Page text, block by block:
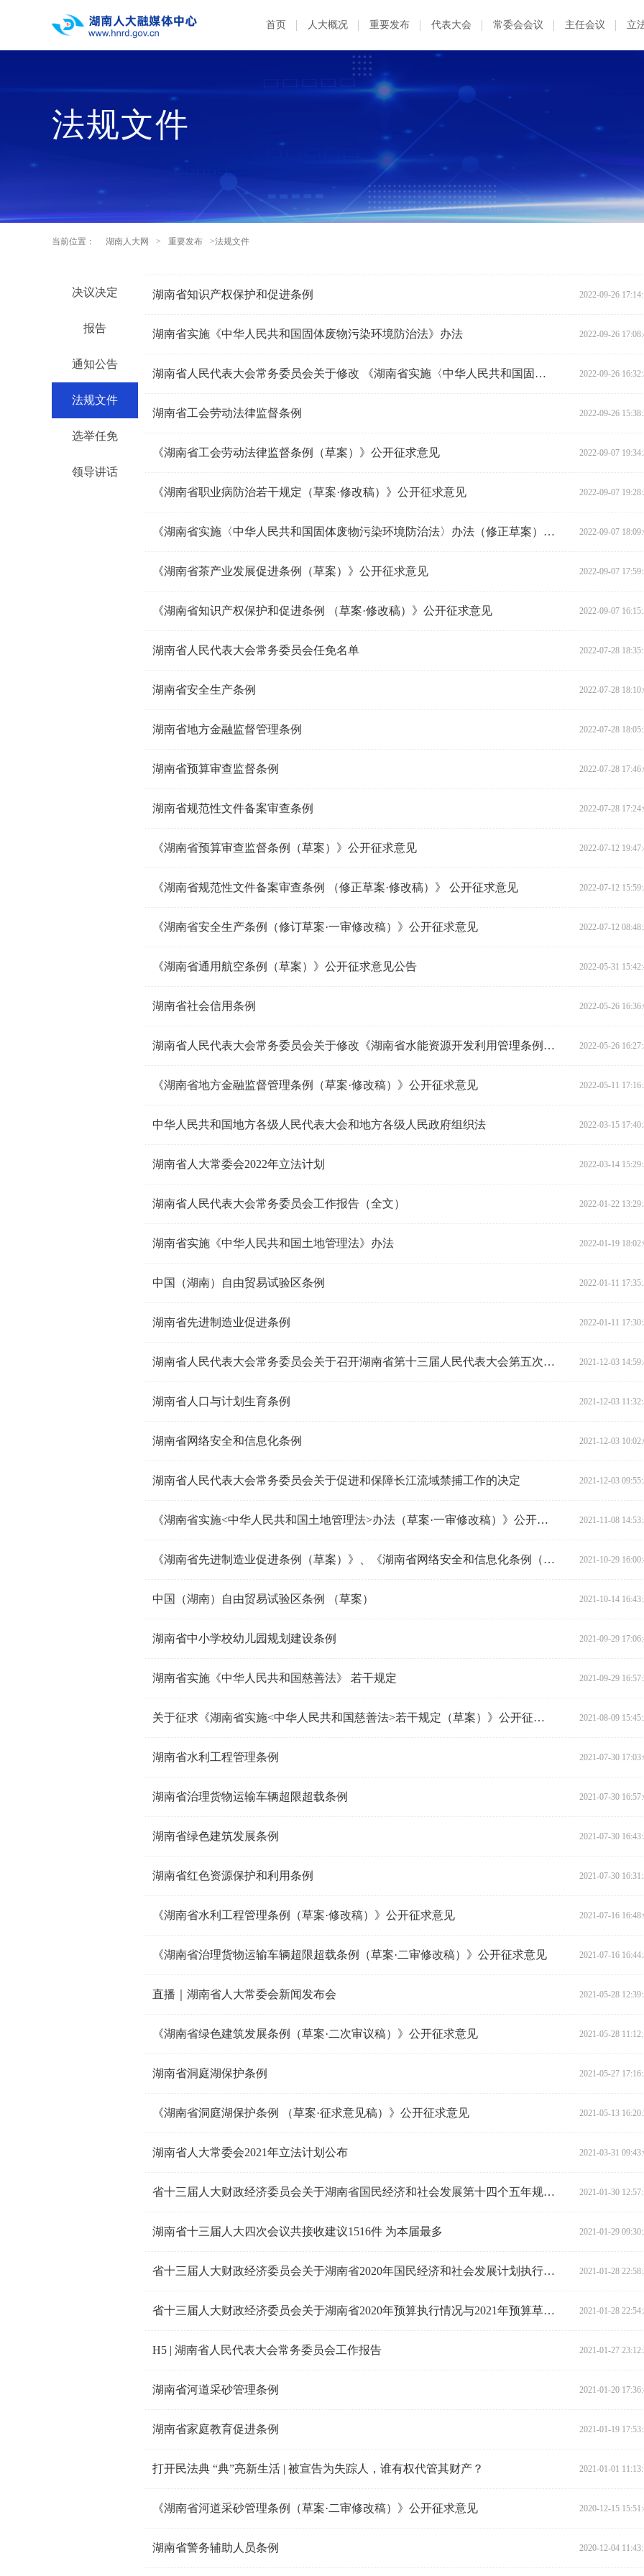
首页 人大概况 重要发布 代表大会 常委会会议 主任会议 立
法规文件
当前位置： 湖南人大网 > 重要发布 >法规文件
决议决定
报告
通知公告
法规文件
选举任免
领导讲话
湖南省知识产权保护和促进条例 2022-09-26
湖南省实施《中华人民共和国固体废物污染环境防治法》办法 2022-09-26
湖南省人民代表大会常务委员会关于修改 《湖南省实施〈中华人民共和国固体废物 污染环境防治法〉办法》的决定 2022-09-26
湖南省工会劳动法律监督条例 2022-09-26
《湖南省工会劳动法律监督条例（草案）》公开征求意见 2022-09-07
《湖南省职业病防治若干规定（草案·修改稿）》公开征求意见 2022-09-07
《湖南省实施〈中华人民共和国固体废物污染环境防治法〉办法（修正草案）》公开征求意见 2022-09-07
《湖南省茶产业发展促进条例（草案）》公开征求意见 2022-09-07
《湖南省知识产权保护和促进条例 （草案·修改稿）》公开征求意见 2022-09-07
湖南省人民代表大会常务委员会任免名单 2022-07-28
湖南省安全生产条例 2022-07-28
湖南省地方金融监督管理条例 2022-07-28
湖南省预算审查监督条例 2022-07-28
湖南省规范性文件备案审查条例 2022-07-28
《湖南省预算审查监督条例（草案）》公开征求意见 2022-07-12
《湖南省规范性文件备案审查条例 （修正草案·修改稿）》 公开征求意见 2022-07-12
《湖南省安全生产条例（修订草案·一审修改稿）》公开征求意见 2022-07-12
《湖南省通用航空条例（草案）》公开征求意见公告 2022-05-31
湖南省社会信用条例 2022-05-26
湖南省人民代表大会常务委员会关于修改《湖南省水能资源开发利用管理条例》等九件地方性法规的决定 2022-05-26
《湖南省地方金融监督管理条例（草案·修改稿）》公开征求意见 2022-05-11
中华人民共和国地方各级人民代表大会和地方各级人民政府组织法 2022-03-15
湖南省人大常委会2022年立法计划 2022-03-14
湖南省人民代表大会常务委员会工作报告（全文） 2022-01-22
湖南省实施《中华人民共和国土地管理法》办法 2022-01-19
中国（湖南）自由贸易试验区条例 2022-01-11
湖南省先进制造业促进条例 2022-01-11
湖南省人民代表大会常务委员会关于召开湖南省第十三届人民代表大会第五次会议的决定 2021-12-03
湖南省人口与计划生育条例 2021-12-03
湖南省网络安全和信息化条例 2021-12-03
湖南省人民代表大会常务委员会关于促进和保障长江流域禁捕工作的决定 2021-12-03
《湖南省实施<中华人民共和国土地管理法>办法（草案·一审修改稿）》公开征求意见 2021-11-08
《湖南省先进制造业促进条例（草案）》、《湖南省网络安全和信息化条例（草案）》 公开征求意见公告 2021-10-29
中国（湖南）自由贸易试验区条例 （草案） 2021-10-14
湖南省中小学校幼儿园规划建设条例 2021-09-29
湖南省实施《中华人民共和国慈善法》 若干规定 2021-09-29
关于征求《湖南省实施<中华人民共和国慈善法>若干规定（草案）》公开征求意见 2021-08-09
湖南省水利工程管理条例 2021-07-30
湖南省治理货物运输车辆超限超载条例 2021-07-30
湖南省绿色建筑发展条例 2021-07-30
湖南省红色资源保护和利用条例 2021-07-30
《湖南省水利工程管理条例（草案·修改稿）》公开征求意见 2021-07-16
《湖南省治理货物运输车辆超限超载条例（草案·二审修改稿）》公开征求意见 2021-07-16
直播｜湖南省人大常委会新闻发布会 2021-05-28
《湖南省绿色建筑发展条例（草案·二次审议稿）》公开征求意见 2021-05-28
湖南省洞庭湖保护条例 2021-05-27
《湖南省洞庭湖保护条例 （草案·征求意见稿）》公开征求意见 2021-05-13
湖南省人大常委会2021年立法计划公布 2021-03-31
省十三届人大财政经济委员会关于湖南省国民经济和社会发展第十四个五年规划和二〇三五年远景目标纲要(草案)审查结果的报告 2021-01-30
湖南省十三届人大四次会议共接收建议1516件 为本届最多 2021-01-29
省十三届人大财政经济委员会关于湖南省2020年国民经济和社会发展计划执行情况与2021年计划草案审查结果的报告 2021-01-28
省十三届人大财政经济委员会关于湖南省2020年预算执行情况与2021年预算草案审查结果的报告 2021-01-28
H5 | 湖南省人民代表大会常务委员会工作报告 2021-01-27
湖南省河道采砂管理条例 2021-01-20
湖南省家庭教育促进条例 2021-01-19
打开民法典 “典”亮新生活 | 被宣告为失踪人，谁有权代管其财产？ 2021-01-01
《湖南省河道采砂管理条例（草案·二审修改稿）》公开征求意见 2020-12-15
湖南省警务辅助人员条例 2020-12-04